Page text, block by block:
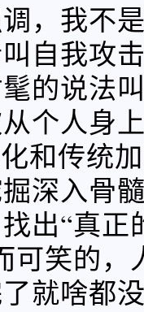
，我不
自我攻
的说法
个人身
和传统
深入骨
出“真正
可笑的，
就啥都